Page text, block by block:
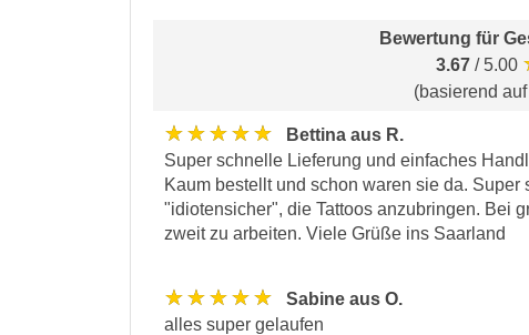
Bewertung für
3.67 / 5.00
(basierend
★★★★★
Bettina aus R.
Super schnelle Lieferung und einfaches
Kaum bestellt und schon waren sie da.
"idiotensicher", die Tattoos anzubringen. Bei
zweit zu arbeiten. Viele Grüße ins Saarland
★★★★★
Sabine aus O.
alles super gelaufen